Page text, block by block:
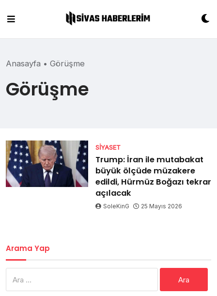
content
Anasayfa • Görüşme
Görüşme
SIYASET
Trump: İran ile mutabakat
büyük ölçüde müzakere
edildi, Hürmüz Boğazı tekrar
açılacak
SoleKinG 25 Mayıs 2026
Arama Yap